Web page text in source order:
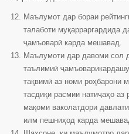
Маълумот дар бораи
талаботи муқарраргардида
ҷамъоварӣ карда мешавад.
Маълумоти дар давоми сол
таълимиӣ
тақвимӣ аз номи роҳбарони
тасдиқи расмии натиҷаҳо
мақоми ваколатдори
илм пешниҳод карда